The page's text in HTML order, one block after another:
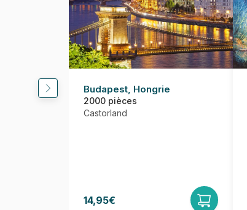
Budapest, Hongrie
2000 pièces
Castorland
14,95€